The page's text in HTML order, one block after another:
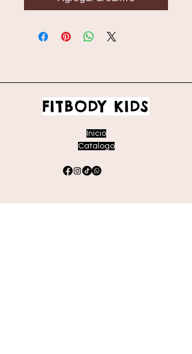
FITBODY KIDS
Inicio
Catalogo